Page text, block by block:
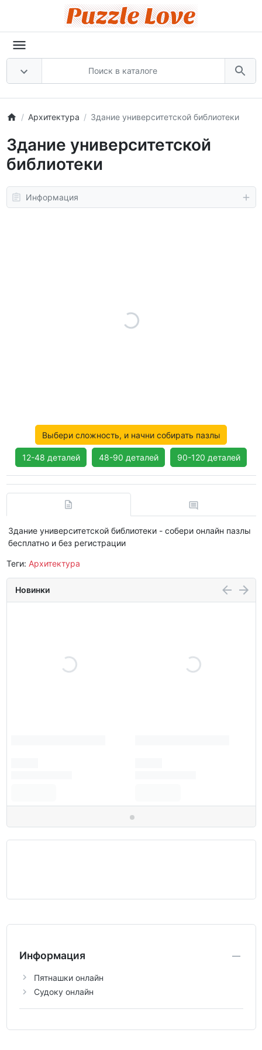
Архитектура Здание университетской библиотеки
Здание университетской
библиотеки
Информация
Выбери сложность, и начни собирать пазлы
12-48 деталей 48-90 деталей 90-120 деталей
Здание университетской библиотеки - собери онлайн пазлы
бесплатно и без регистрации
Теги: Архитектура
Новинки
Информация
Пятнашки онлайн
Судоку онлайн